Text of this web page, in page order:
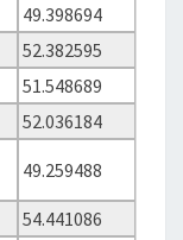
49.398694
52.382595
51.548689
52.036184
49.259488
54.441086